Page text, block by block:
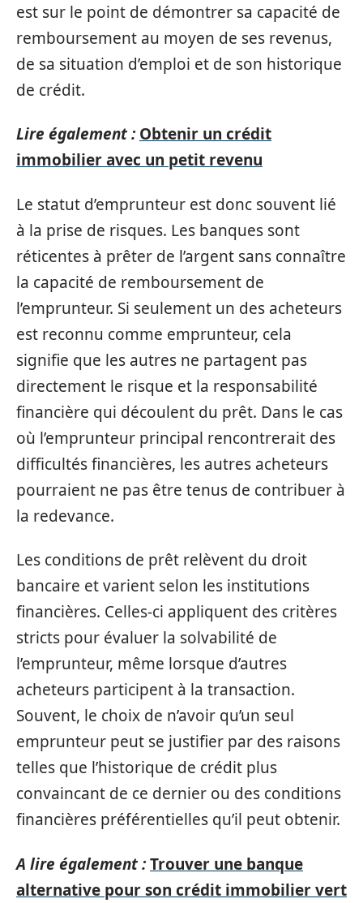
est sur le point de démontrer sa capacité de
remboursement au moyen de ses revenus,
de sa situation d’emploi et de son historique
de crédit.
Lire également : Obtenir un crédit
immobilier avec un petit revenu
Le statut d’emprunteur est donc souvent lié
à la prise de risques. Les banques sont
réticentes à prêter de l’argent sans connaître
la capacité de remboursement de
l’emprunteur. Si seulement un des acheteurs
est reconnu comme emprunteur, cela
signifie que les autres ne partagent pas
directement le risque et la responsabilité
financière qui découlent du prêt. Dans le cas
où l’emprunteur principal rencontrerait des
difficultés financières, les autres acheteurs
pourraient ne pas être tenus de contribuer à
la redevance.
Les conditions de prêt relèvent du droit
bancaire et varient selon les institutions
financières. Celles-ci appliquent des critères
stricts pour évaluer la solvabilité de
l’emprunteur, même lorsque d’autres
acheteurs participent à la transaction.
Souvent, le choix de n’avoir qu’un seul
emprunteur peut se justifier par des raisons
telles que l’historique de crédit plus
convaincant de ce dernier ou des conditions
financières préférentielles qu’il peut obtenir.
A lire également :Trouver une banque
alternative pour son crédit immobilier vert